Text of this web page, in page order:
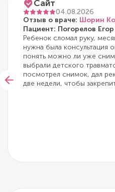
Сайт
04.08.2026
Отзыв о враче: Шорин
Пациент: Погорелов Егор
Ребенок сломал руку,
нужна была консультация
понять можно ли уже
выбрали детского
посмотрел снимок, дал
две недели, чтобы